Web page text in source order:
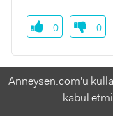
0 0
Benzer
Anneysen.com'u
kabul